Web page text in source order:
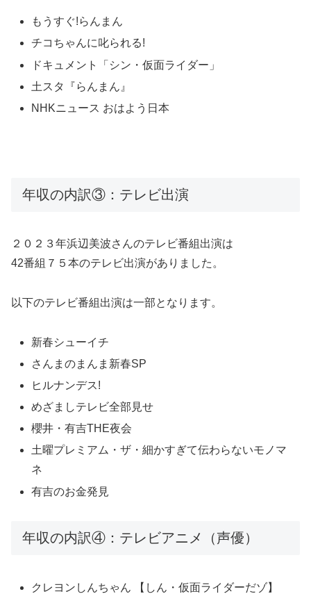
もうすぐ!らんまん
チコちゃんに叱られる!
ドキュメント「シン・仮面ライダー」
土スタ『らんまん』
NHKニュース おはよう日本
年収の内訳③：テレビ出演
２０２３年浜辺美波さんのテレビ番組出演は
42番組７５本のテレビ出演がありました。
以下のテレビ番組出演は一部となります。
新春シューイチ
さんまのまんま新春SP
ヒルナンデス!
めざましテレビ全部見せ
櫻井・有吉THE夜会
土曜プレミアム・ザ・細かすぎて伝わらないモノマ
ネ
有吉のお金発見
年収の内訳④：テレビアニメ（声優）
クレヨンしんちゃん 【しん・仮面ライダーだゾ】